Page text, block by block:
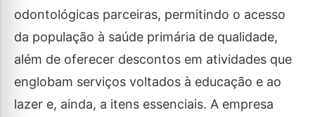
odontológicas parceiras, permitindo o acesso
da população à saúde primária de qualidade,
além de oferecer descontos em atividades que
englobam serviços voltados à educação e ao
lazer e, ainda, a itens essenciais. A empresa